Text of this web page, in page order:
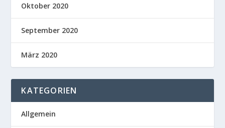
Oktober 2020
September 2020
März 2020
KATEGORIEN
Allgemein